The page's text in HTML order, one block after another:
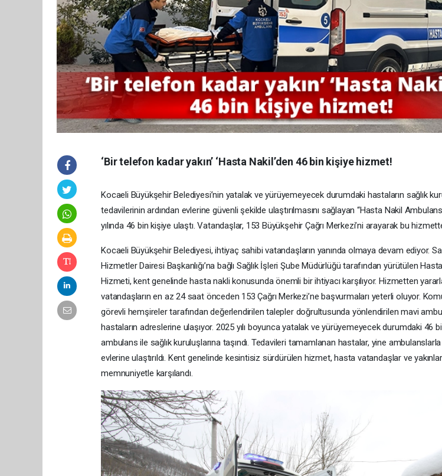
‘Bir telefon kadar yakın’ ‘Hasta Nakil’den 46 bin kişiye hizmet!
Kocaeli Büyükşehir Belediyesi’nin yatalak ve yürüyemeyecek durumdaki hastaların sağlık
tedavilerinin ardından evlerine güvenli şekilde ulaştırılmasını sağlayan “Hasta Nakil
yılında 46 bin kişiye ulaştı. Vatandaşlar, 153 Büyükşehir Çağrı Merkezi’ni arayarak bu
Kocaeli Büyükşehir Belediyesi, ihtiyaç sahibi vatandaşların yanında olmaya devam ediyor.
Hizmetler Dairesi Başkanlığı’na bağlı Sağlık İşleri Şube Müdürlüğü tarafından yürütülen
Hizmeti, kent genelinde hasta nakli konusunda önemli bir ihtiyacı karşılıyor. Hizmetten
vatandaşların en az 24 saat önceden 153 Çağrı Merkezi’ne başvurmaları yeterli oluyor.
görevli hemşireler tarafından değerlendirilen talepler doğrultusunda yönlendirilen mavi
hastaların adreslerine ulaşıyor. 2025 yılı boyunca yatalak ve yürüyemeyecek durumdaki 46
ambulans ile sağlık kuruluşlarına taşındı. Tedavileri tamamlanan hastalar, yine
evlerine ulaştırıldı. Kent genelinde kesintisiz sürdürülen hizmet, hasta vatandaşlar ve
memnuniyetle karşılandı.